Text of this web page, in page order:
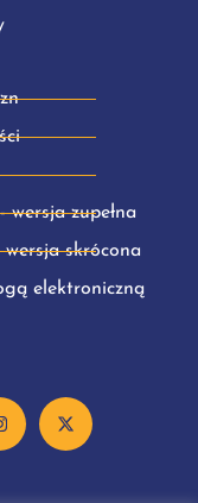
wersja zupełna
skrócona
elektroniczną